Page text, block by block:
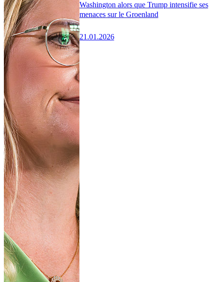
Washington alors que Trump intensifie ses
menaces sur le Groenland
21.01.2026